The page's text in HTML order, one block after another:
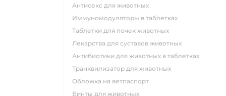
Антисекс для животных
Иммуномодуляторы в таблетках
Таблетки для почек животных
Лекарства для суставов животных
Антибиотики для животных в таблетках
Транквилизатор для животных
Обложка на ветпаспорт
Бинты для животных